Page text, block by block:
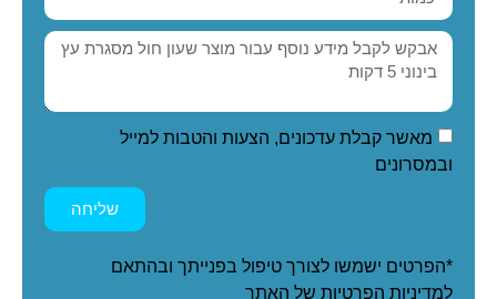
מאשר קבלת עדכונים, הצעות והטבות למייל
ובמסרונים
שליחה
*הפרטים ישמשו לצורך טיפול בפנייתך ובהתאם
למדיניות הפרטיות של האתר